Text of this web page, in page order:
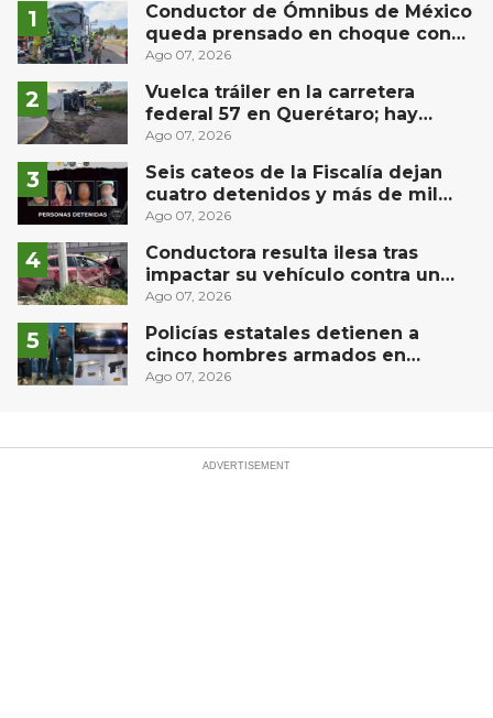
Conductor de Ómnibus de México
queda prensado en choque con
materialista en San Juan del Río
Ago 07, 2026
Vuelca tráiler en la carretera
federal 57 en Querétaro; hay
derrame de combustible
Ago 07, 2026
Seis cateos de la Fiscalía dejan
cuatro detenidos y más de mil
dosis aseguradas en Querétaro
Ago 07, 2026
Conductora resulta ilesa tras
impactar su vehículo contra un
muro en Huimilpan
Ago 07, 2026
Policías estatales detienen a
cinco hombres armados en
Puebla capital
Ago 07, 2026